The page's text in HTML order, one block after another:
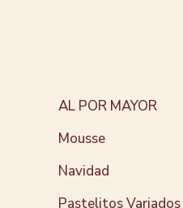
AL POR MAYOR
Mousse
Navidad
Pastelitos Variados